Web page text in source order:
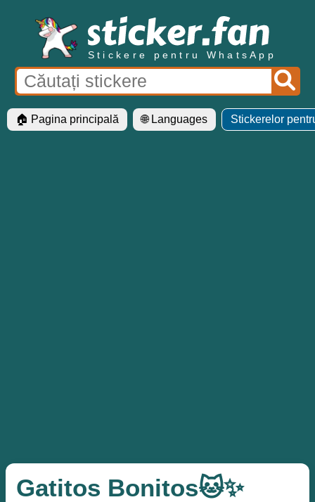
Stickere pentru WhatsApp
🏠 Pagina principală 🌐 Languages Stickerelor
Gatitos Bonitos🐱✨